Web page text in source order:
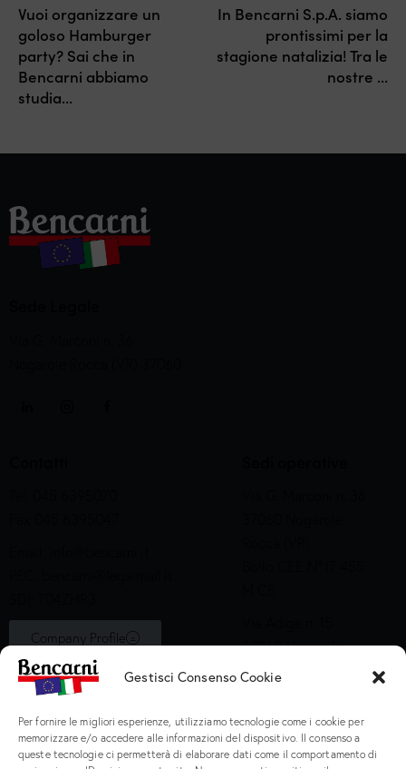
Gestisci Consenso Cookie
Per fornire le migliori esperienze, utilizziamo tecnologie come i cookie per
memorizzare e/o accedere alle informazioni del dispositivo. Il consenso a
queste tecnologie ci permetterà di elaborare dati come il comportamento di
Vuoi organizzare un
goloso Hamburger
party? Sai che in
Bencarni abbiamo
studia…
In Bencarni S.p.A. siamo
prontissimi per la
stagione natalizia! Tra le
nostre …
Company Profile
37060 Nogarole
Rocca (VR)
Prodotti